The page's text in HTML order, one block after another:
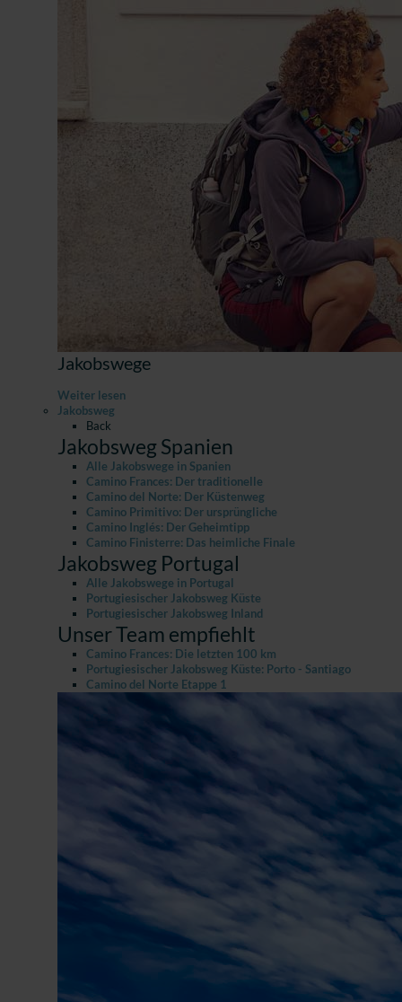
Jakobswege
Weiter lesen
Jakobsweg
Back
Jakobsweg Spanien
Alle Jakobswege in Spanien
Camino Frances: Der traditionelle
Camino del Norte: Der Küstenweg
Camino Primitivo: Der ursprüngliche
Camino Inglés: Der Geheimtipp
Camino Finisterre: Das heimliche Finale
Jakobsweg Portugal
Alle Jakobswege in Portugal
Portugiesischer Jakobsweg Küste
Portugiesischer Jakobsweg Inland
Unser Team empfiehlt
Camino Frances: Die letzten 100 km
Portugiesischer Jakobsweg Küste: Porto - Santiago
Camino del Norte Etappe 1